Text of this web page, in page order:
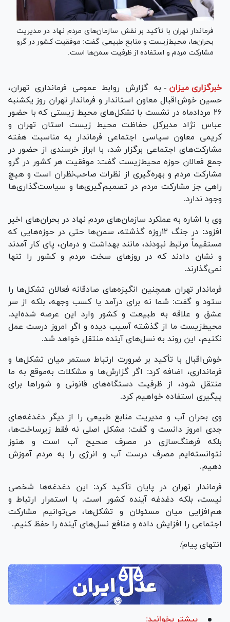
فرماندار تهران با تأکید بر نقش سازمان‌های مردم نهاد در مدیریت
بحران‌ها، محیط‌زیست و منابع طبیعی گفت: موفقیت کشور در گرو
مشارکت مردم و استفاده از ظرفیت سمن‌ها است.
خبرگزاری میزان - به گزارش روابط عمومی فرمانداری تهران،
حسین خوش‌اقبال معاون استاندار و فرماندار تهران روز یکشنبه
۲۶ مردادماه در نشست با تشکل‌های محیط زیستی که با حضور
عباس نژاد مدیرکل حفاظت محیط زیست استان تهران و
کریمی معاون سیاسی اجتماعی فرماندار به مناسبت هفته
مشارکت‌های اجتماعی برگزار شد، با ابراز خرسندی از حضور در
جمع فعالان حوزه محیط‌زیست گفت: موفقیت هر کشور در گرو
مشارکت مردم و بهره‌گیری از نظرات صاحب‌نظران است و هیچ
راهی جز مشارکت مردم در تصمیم‌گیری‌ها و سیاست‌گذاری‌ها
وجود ندارد.
وی با اشاره به عملکرد سازمان‌های مردم نهاد در بحران‌های اخیر
افزود: در جنگ ۱۲روزه گذشته، سمن‌ها حتی در حوزه‌هایی که
مستقیماً مرتبط نبودند، مانند بهداشت و درمان، پای کار آمدند
و نشان دادند که در روز‌های سخت مردم و کشور را تنها
نمی‌گذارند.
فرماندار تهران همچنین انگیزه‌های صادقانه فعالان تشکل‌ها را
ستود و گفت: شما نه برای درآمد یا کسب وجهه، بلکه از سر
عشق و علاقه به طبیعت و کشور وارد این عرصه شده‌اید.
محیط‌زیست ما از گذشته آسیب دیده و اگر امروز درست عمل
نکنیم، این روند به نسل‌های آینده منتقل خواهد شد.
خوش‌اقبال با تأکید بر ضرورت ارتباط مستمر میان تشکل‌ها و
فرمانداری، اضافه کرد: اگر گزارش‌ها و مشکلات به‌موقع به ما
منتقل شود، از ظرفیت دستگاه‌های قانونی و شورا‌ها برای
پیگیری استفاده خواهیم کرد.
وی بحران آب و مدیریت منابع طبیعی را از دیگر دغدغه‌های
جدی امروز دانست و گفت: مشکل اصلی نه فقط زیرساخت‌ها،
بلکه فرهنگ‌سازی در مصرف صحیح آب است و هنوز
نتوانسته‌ایم مصرف درست آب و انرژی را به مردم آموزش
دهیم.
فرماندار تهران در پایان تأکید کرد: این دغدغه‌ها شخصی
نیست، بلکه دغدغه آینده کشور است. با استمرار ارتباط و
هم‌افزایی میان مسئولان و تشکل‌ها، می‌توانیم مشارکت
اجتماعی را افزایش داده و منافع نسل‌های آینده را حفظ کنیم.
انتهای پیام/
بیشتر بخوانید: